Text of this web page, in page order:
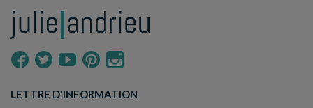
LETTRE D'INFORMATION